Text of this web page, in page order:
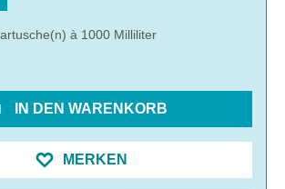
à 1000 Milliliter
IN DEN WARENKORB
MERKEN